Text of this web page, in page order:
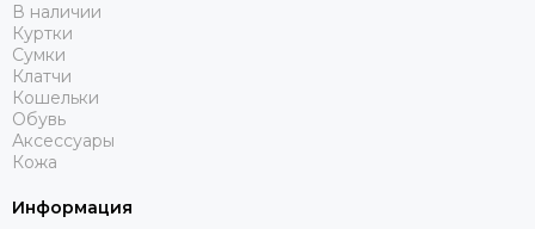
В наличии
Куртки
Сумки
Клатчи
Кошельки
Обувь
Аксессуары
Кожа
Информация